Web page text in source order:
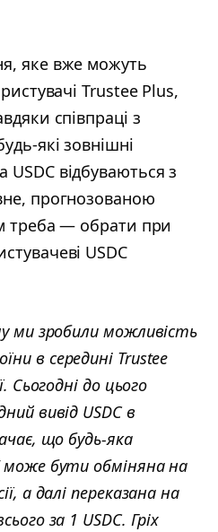
яке вже можуть
Trustee Plus,
співпраці з
які зовнішні
USDC відбуваються з
прогнозованою
треба — обрати при
USDC
ми зробили можливість
в середині Trustee
Сьогодні до цього
вивід USDC в
що будь-яка
може бути обміняна на
а далі переказана на
за 1 USDC. Гріх